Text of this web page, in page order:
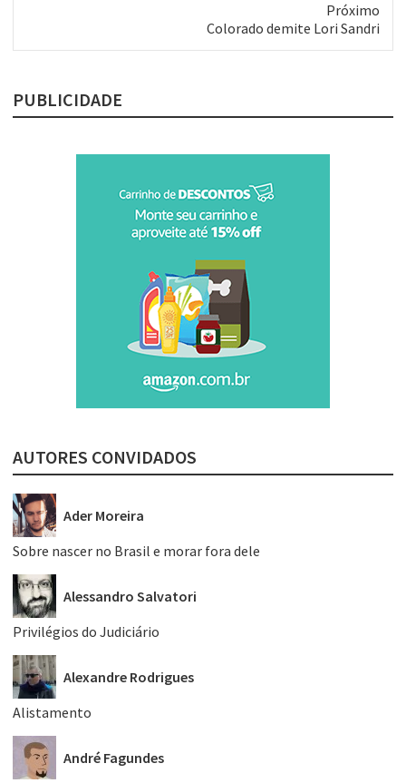
Próximo
post:
Colorado demite Lori Sandri
PUBLICIDADE
AUTORES CONVIDADOS
Ader Moreira
Sobre nascer no Brasil e morar fora dele
Alessandro Salvatori
Privilégios do Judiciário
Alexandre Rodrigues
Alistamento
André Fagundes